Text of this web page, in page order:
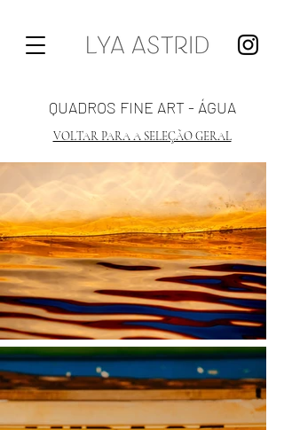
QUADROS FINE ART - ÁGUA
VOLTAR PARA A SELEÇÃO GERAL